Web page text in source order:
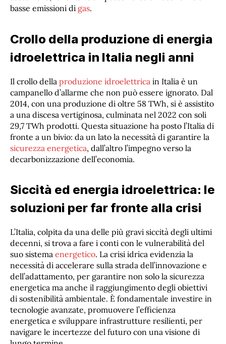
basse emissioni di gas.
Crollo della produzione di energia
idroelettrica in Italia negli anni
Il crollo della produzione idroelettrica in Italia è un
campanello d’allarme che non può essere ignorato. Dal
2014, con una produzione di oltre 58 TWh, si è assistito
a una discesa vertiginosa, culminata nel 2022 con soli
29,7 TWh prodotti. Questa situazione ha posto l’Italia di
fronte a un bivio: da un lato la necessità di garantire la
sicurezza energetica, dall’altro l’impegno verso la
decarbonizzazione dell’economia.
Siccità ed energia idroelettrica: le
soluzioni per far fronte alla crisi
L’Italia, colpita da una delle più gravi siccità degli ultimi
decenni, si trova a fare i conti con le vulnerabilità del
suo sistema energetico. La crisi idrica evidenzia la
necessità di accelerare sulla strada dell’innovazione e
dell’adattamento, per garantire non solo la sicurezza
energetica ma anche il raggiungimento degli obiettivi
di sostenibilità ambientale. È fondamentale investire in
tecnologie avanzate, promuovere l’efficienza
energetica e sviluppare infrastrutture resilienti, per
navigare le incertezze del futuro con una visione di